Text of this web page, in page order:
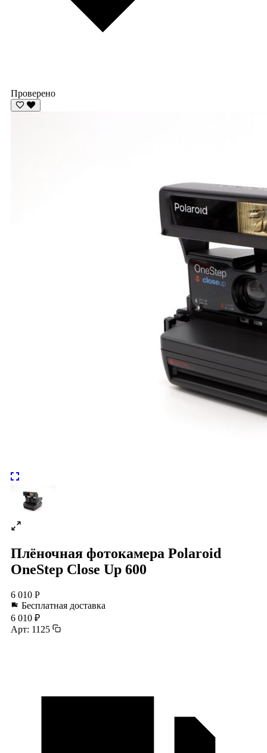
Проверено
Плёночная фотокамера Polaroid
OneStep Close Up 600
6 010 Р
Бесплатная доставка
6 010 ₽
Арт: 1125